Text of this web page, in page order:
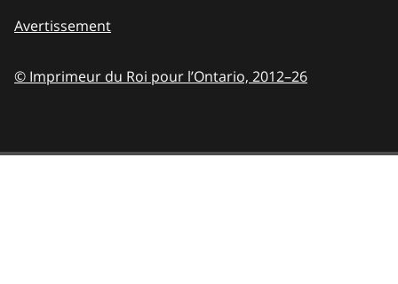
Avertissement
© Imprimeur du Roi pour l’Ontario, 2012–26